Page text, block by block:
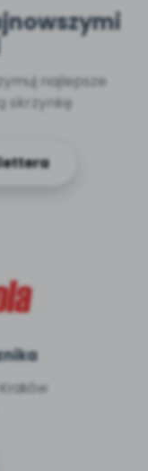
najlepsze
skrzynkę